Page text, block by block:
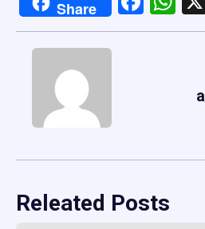
Share
Releated Posts